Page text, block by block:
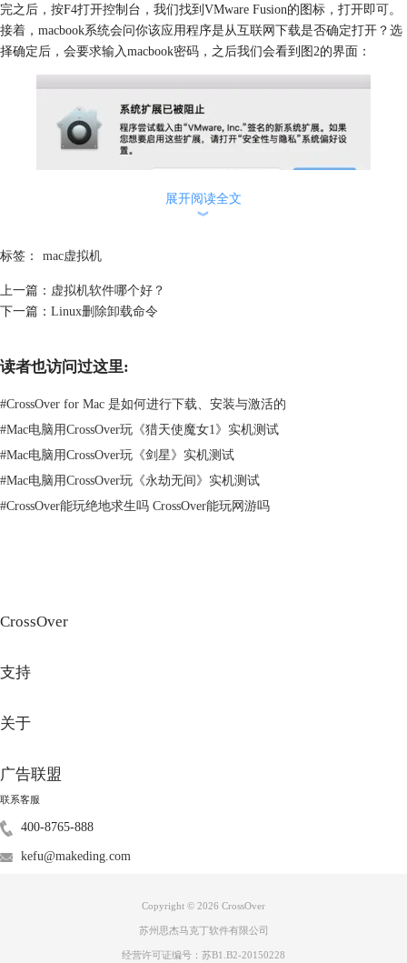
完之后，按F4打开控制台，我们找到VMware Fusion的图标，打开即可。
接着，macbook系统会问你该应用程序是从互联网下载是否确定打开？选
择确定后，会要求输入macbook密码，之后我们会看到图2的界面：
图2 ：macbook系统扩展已被阻止
有，那点击下方的购买，再进行到下一步。许可证密钥输入完毕后，会再
次被提醒输入一次macbook系统密码，之后我们会看到下面这样的界面，
展开阅读全文
︾
标签： mac虚拟机
上一篇： 虚拟机软件哪个好？
下一篇： Linux删除卸载命令
读者也访问过这里:
#CrossOver for Mac 是如何进行下载、安装与激活的
#Mac电脑用CrossOver玩《猎天使魔女1》实机测试
#Mac电脑用CrossOver玩《剑星》实机测试
#Mac电脑用CrossOver玩《永劫无间》实机测试
#CrossOver能玩绝地求生吗 CrossOver能玩网游吗
CrossOver
支持
关于
广告联盟
联系客服
400-8765-888
kefu@makeding.com
Copyright © 2026 CrossOver
苏州思杰马克丁软件有限公司
经营许可证编号：苏B1.B2-20150228